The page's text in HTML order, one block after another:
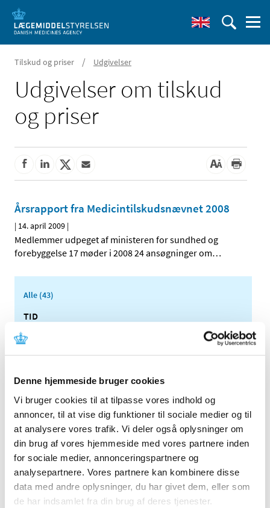
Denne hjemmeside bruger cookies
Vi bruger cookies til at tilpasse vores indhold og
annoncer, til at vise dig funktioner til sociale medier og til
at analysere vores trafik. Vi deler også oplysninger om
din brug af vores hjemmeside med vores partnere inden
for sociale medier, annonceringspartnere og
analysepartnere. Vores partnere kan kombinere disse
data med andre oplysninger, du har givet dem, eller som
de har indsamlet fra din brug af deres tjenester.
Tilskud og priser / Udgivelser
Udgivelser om tilskud
og priser
Årsrapport fra Medicintilskudsnævnet 2008
| 14. april 2009 |
Medlemmer udpeget af ministeren for sundhed og
forebyggelse 17 møder i 2008 24 ansøgninger om…
Alle (43)
TID
2023 (1)
2019 (3)
2018 (4)
2017 (5)
2016 (2)
2015 (2)
2014 (3)
2013 (4)
2012 (1)